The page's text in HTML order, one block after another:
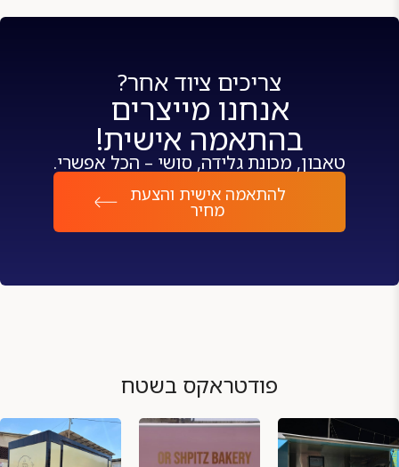
צריכים ציוד אחר?
אנחנו מייצרים
בהתאמה אישית!
טאבון, מכונת גלידה, סושי – הכל אפשרי.
להתאמה אישית והצעת
מחיר
פודטראקס בשטח